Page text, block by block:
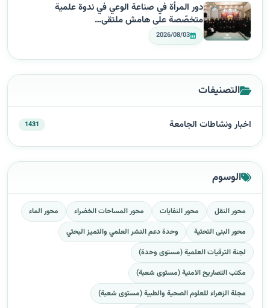
دور المرأة في صناعة الوعي في ندوة علمية
متخصّصة على هامش ملتقى…
2026/08/03
التصنيفات
اخبار ونشاطات الجامعة 1431
الوسوم
محور النقل محور النفايات محور المساحات الخضراء
محور الماء
محور البنى التحتية
وحدة دعم النشر العلمي والتميز البحثي
لجنة الترقيات العلمية (مستوى وحدة)
مكتب التصاريح الامنية (مستوى شعبة)
مجلة الزهراء للعلوم الصحية والطبية (مستوى شعبة)